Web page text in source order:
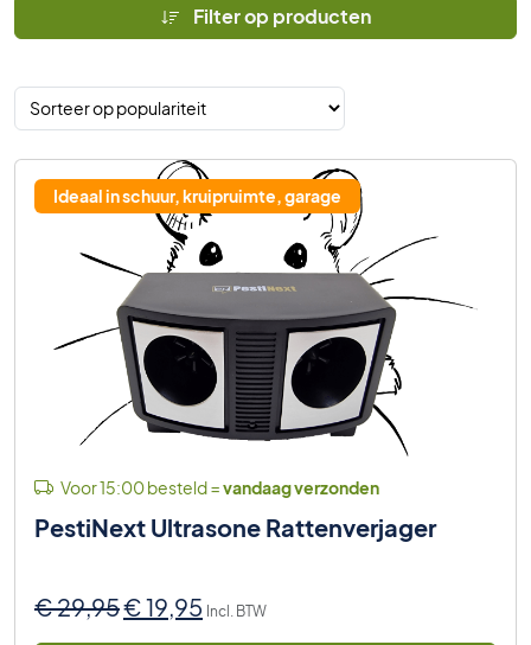
Filter op producten
Ideaal in schuur, kruipruimte, garage
Voor 15:00 besteld =vandaag verzonden
PestiNext Ultrasone Rattenverjager
€29,95Oorspronkelijke
€19,95 Huidige
Incl. BTW